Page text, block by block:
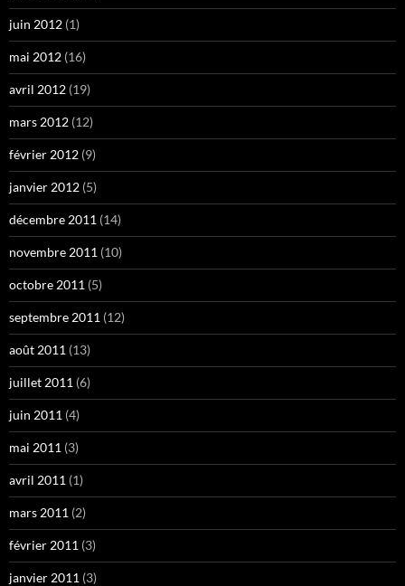
juin 2012 (1)
mai 2012 (16)
avril 2012 (19)
mars 2012 (12)
février 2012 (9)
janvier 2012 (5)
décembre 2011 (14)
novembre 2011 (10)
octobre 2011 (5)
septembre 2011 (12)
août 2011 (13)
juillet 2011 (6)
juin 2011 (4)
mai 2011 (3)
avril 2011 (1)
mars 2011 (2)
février 2011 (3)
janvier 2011 (3)